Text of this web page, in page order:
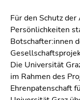
Für den Schutz
Persönlichkeiten
Botschafter:innen
Die Universität
im Rahmen des
Ehrenpatenschaft